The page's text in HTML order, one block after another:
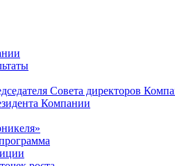
Совета директоров
Компании